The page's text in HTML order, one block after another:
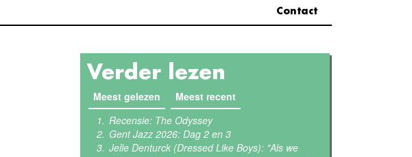
Contact
Verder lezen
Meest gelezen (actieve tabblad)
Meest recent
Recensie: The Odyssey
Gent Jazz 2026: Dag 2 en 3
Jelle Denturck (Dressed Like Boys): "Als we